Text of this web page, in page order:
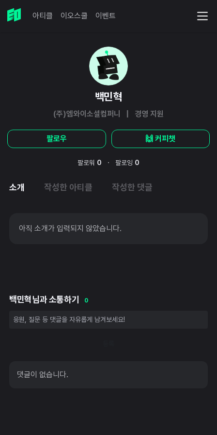
아티클 이오스쿨 이벤트
백민혁
(주)엠와이소셜컴퍼니 | 경영 지원
팔로우 🙌 커피챗
팔로워 0 · 팔로잉 0
소개 작성한 아티클 작성한 댓글
아직 소개가 입력되지 않았습니다.
백민혁님과 소통하기 0
댓글이 없습니다.